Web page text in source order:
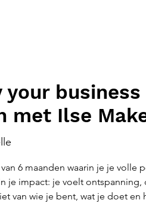
your
met Ilse
6 maanden waarin je je volle
je impact: je voelt
van wie je bent, wat je doet en